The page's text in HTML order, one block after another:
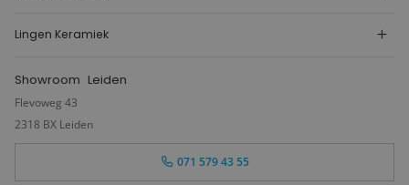
Lingen Keramiek
Showroom Leiden
Flevoweg 43
2318 BX Leiden
071 579 43 55